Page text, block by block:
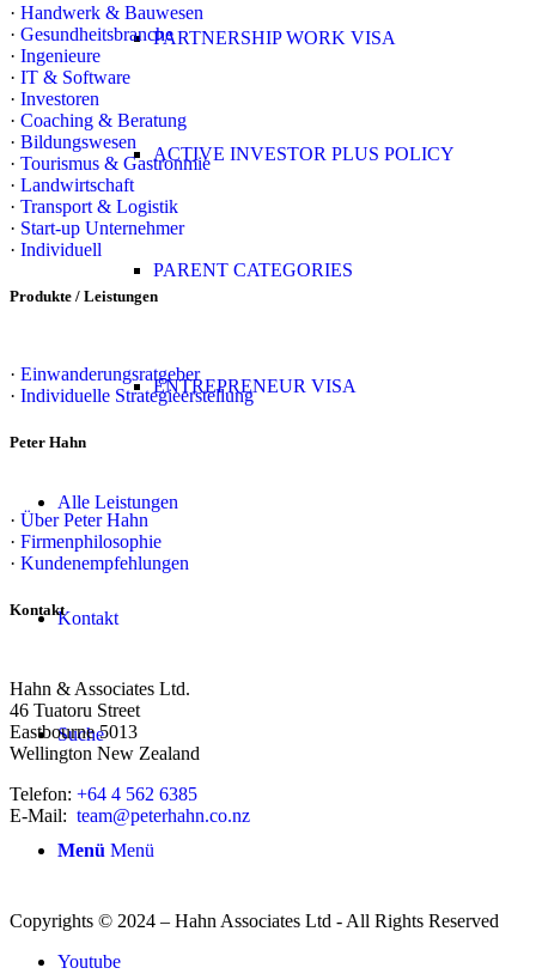
PARTNERSHIP WORK VISA
ACTIVE INVESTOR PLUS POLICY
PARENT CATEGORIES
ENTREPRENEUR VISA
Alle Leistungen
Kontakt
Suche
Menü Menü
· Handwerk & Bauwesen
· Gesundheitsbranche
· Ingenieure
· IT & Software
· Investoren
· Coaching & Beratung
· Bildungswesen
· Tourismus & Gastronmie
· Landwirtschaft
· Transport & Logistik
· Start-up Unternehmer
· Individuell
Produkte / Leistungen
· Einwanderungsratgeber
· Individuelle Strategieerstellung
Peter Hahn
· Über Peter Hahn
· Firmenphilosophie
· Kundenempfehlungen
Kontakt
Hahn & Associates Ltd.
46 Tuatoru Street
Eastbourne 5013
Wellington New Zealand
Telefon: +64 4 562 6385
E-Mail: team@peterhahn.co.nz
Copyrights © 2024 – Hahn Associates Ltd - All Rights Reserved
Youtube